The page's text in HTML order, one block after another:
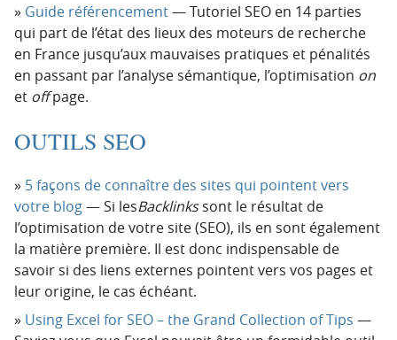
Guide référencement— Tutoriel SEO en 14 parties
qui part de l’état des lieux des moteurs de recherche
en France jusqu’aux mauvaises pratiques et pénalités
en passant par l’analyse sémantique, l’optimisation on
et offpage.
OUTILS SEO
5 façons de connaître des sites qui pointent vers
votre blog— Si lesBacklinkssont le résultat de
l’optimisation de votre site (SEO), ils en sont également
la matière première. Il est donc indispensable de
savoir si des liens externes pointent vers vos pages et
leur origine, le cas échéant.
Using Excel for SEO – the Grand Collection of Tips —